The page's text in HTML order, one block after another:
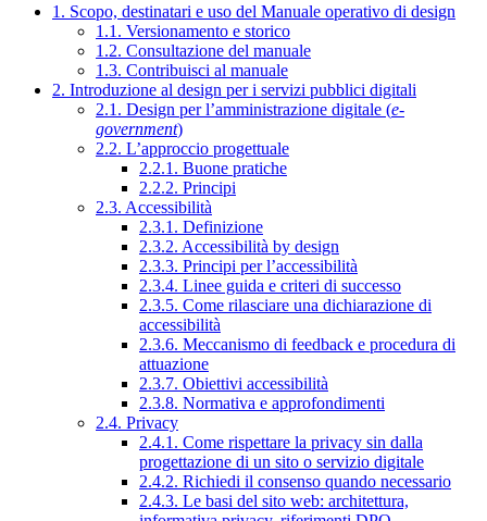
1. Scopo, destinatari e uso del Manuale operativo di design
1.1. Versionamento e storico
1.2. Consultazione del manuale
1.3. Contribuisci al manuale
2. Introduzione al design per i servizi pubblici digitali
2.1. Design per l’amministrazione digitale (e-
government)
2.2. L’approccio progettuale
2.2.1. Buone pratiche
2.2.2. Principi
2.3. Accessibilità
2.3.1. Definizione
2.3.2. Accessibilità by design
2.3.3. Principi per l’accessibilità
2.3.4. Linee guida e criteri di successo
2.3.5. Come rilasciare una dichiarazione di
accessibilità
2.3.6. Meccanismo di feedback e procedura di
attuazione
2.3.7. Obiettivi accessibilità
2.3.8. Normativa e approfondimenti
2.4. Privacy
2.4.1. Come rispettare la privacy sin dalla
progettazione di un sito o servizio digitale
2.4.2. Richiedi il consenso quando necessario
2.4.3. Le basi del sito web: architettura,